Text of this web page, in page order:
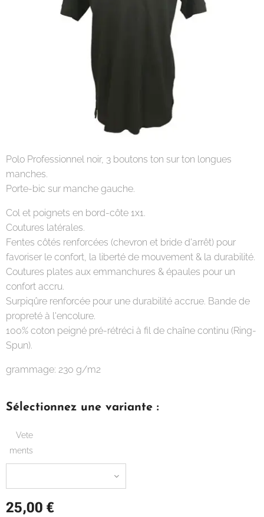
Polo Professionnel noir, 3 boutons ton sur ton longues
manches.
Porte-bic sur manche gauche.
Col et poignets en bord-côte 1x1.
Coutures latérales.
Fentes côtés renforcées (chevron et bride d'arrêt) pour
favoriser le confort, la liberté de mouvement & la durabilité.
Coutures plates aux emmanchures & épaules pour un
confort accru.
Surpiqûre renforcée pour une durabilité accrue. Bande de
propreté à l'encolure.
100% coton peigné pré-rétréci à fil de chaîne continu (Ring-
Spun).
grammage: 230 g/m2
Sélectionnez une variante :
Vete
ments
25,00 €